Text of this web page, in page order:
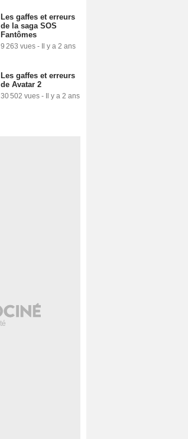
Les gaffes et erreurs
de la saga SOS
Fantômes
9 263 vues - Il y a 2 ans
Les gaffes et erreurs
de Avatar 2
30 502 vues - Il y a 2 ans